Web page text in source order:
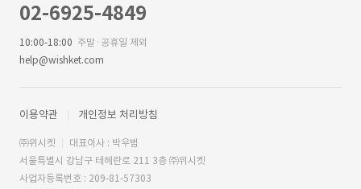
02-6925-4849
10:00-18:00 주말·공휴일 제외
help@wishket.com
이용약관 개인정보 처리방침
㈜위시켓
대표이사 : 박우범
서울특별시 강남구 테헤란로 211 3층 ㈜위시켓
사업자등록번호 : 209-81-57303